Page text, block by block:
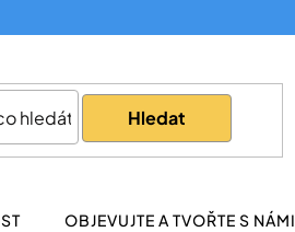
Hledat
OBJEVUJTE A TVOŘTE S NÁMI
najít?